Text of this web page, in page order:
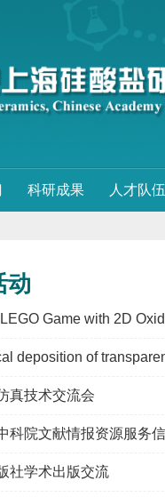
科研成果 人才队伍
动
Game with 2D
deposition of
真技术交流会
科院文献情报资源服务
社学术出版交流